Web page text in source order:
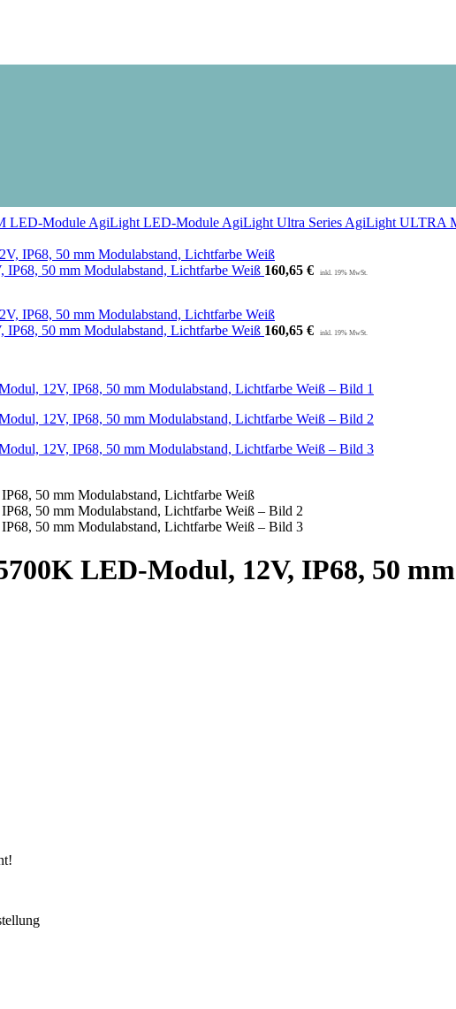
LED-Module AgiLight LED-Module AgiLight Ultra Series AgiLight ULTRA
50 mm Modulabstand, Lichtfarbe Weiß 160,65 €
50 mm Modulabstand, Lichtfarbe Weiß 160,65 €
LED-Modul, 12V, IP68, 50